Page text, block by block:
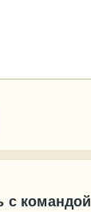
с командой